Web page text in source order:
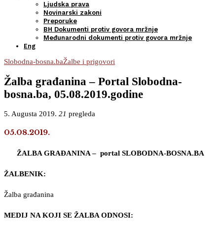
Ljudska prava
Novinarski zakoni
Preporuke
BH Dokumenti protiv govora mržnje
Međunarodni dokumenti protiv govora mržnje
Eng
Slobodna-bosna.baŽalbe i prigovori
Žalba građanina – Portal Slobodna-
bosna.ba, 05.08.2019.godine
5. Augusta 2019. 21 pregleda
05.08.2019.
ŽALBA GRAĐANINA – portal SLOBODNA-BOSNA.BA
ŽALBENIK:
Žalba građanina
MEDIJ NA KOJI SE ŽALBA ODNOSI: